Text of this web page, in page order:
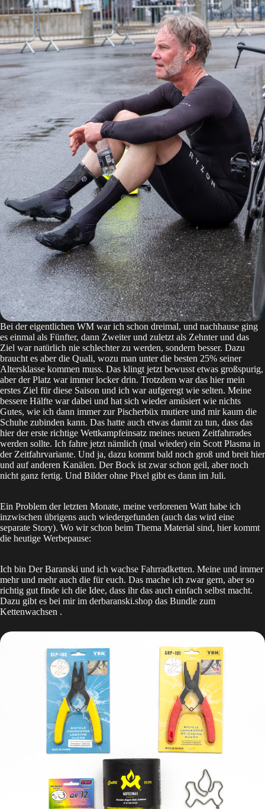
Bei der eigentlichen WM war ich schon dreimal, und nachhause ging
es einmal als Fünfter, dann Zweiterund zuletzt als Zehnterund das
Ziel war natürlich nie schlechter zu werden, sondern besser. Dazu
braucht es aber die Quali, wozu man unter die besten 25% seiner
Altersklasse kommen muss. Das klingt jetzt bewusst etwas großspurig,
aber der Platz war immer locker drin. Trotzdem war das hier mein
erstes Ziel für diese Saison und ich war aufgeregt wie selten. Meine
bessere Hälfte war dabei und hat sich wieder amüsiert wie nichts
Gutes, wie ich dann immer zur Pischerbüx mutiere und mir kaum die
Schuhe zubinden kann. Das hatte auch etwas damit zu tun, dass das
hier der erste richtige Wettkampfeinsatz meines neuen Zeitfahrrades
werden sollte. Ich fahre jetzt nämlich (mal wieder) ein Scott Plasma in
der Zeitfahrvariante. Und ja, dazu kommt bald noch groß und breit hier
und auf anderen Kanälen. Der Bock ist zwar schon geil, aber noch
nicht ganz fertig. Und Bilder ohne Pixel gibt es dann im Juli.
Ein Problem der letzten Monate, meine verlorenen Watt habe ich
inzwischen übrigens auch wiedergefunden (auch das wird eine
separate Story). Wo wir schon beim Thema Material sind, hier kommt
die heutige Werbepause:
Ich bin Der Baranski und ich wachse Fahrradketten. Meine und immer
mehr und mehr auch die für euch. Das mache ich zwar gern, aber so
richtig gut finde ich die Idee, dass ihr das auch einfach selbst macht.
Dazu gibt es bei mir im derbaranski.shop das Bundle zum
Kettenwachsen .